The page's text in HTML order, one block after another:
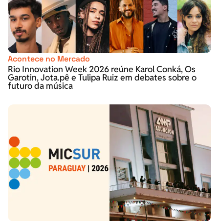
Acontece no Mercado
Rio Innovation Week 2026 reúne Karol Conká, Os
Garotin, Jota.pê e Tulipa Ruiz em debates sobre o
futuro da música